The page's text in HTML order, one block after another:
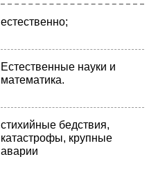
естественно;
Естественные науки и
математика.
стихийные бедствия,
катастрофы, крупные
аварии